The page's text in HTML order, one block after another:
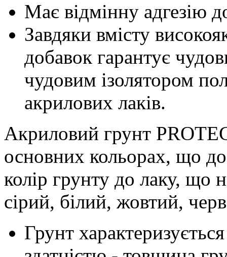
Має відмінну адгезію
Завдяки вмісту
добавок гарантує
чудовим ізолятором
акрилових лаків.
Акриловий грунт
основних кольорах, що
колір грунту до лаку, що
сірий, білий, жовтий,
Грунт